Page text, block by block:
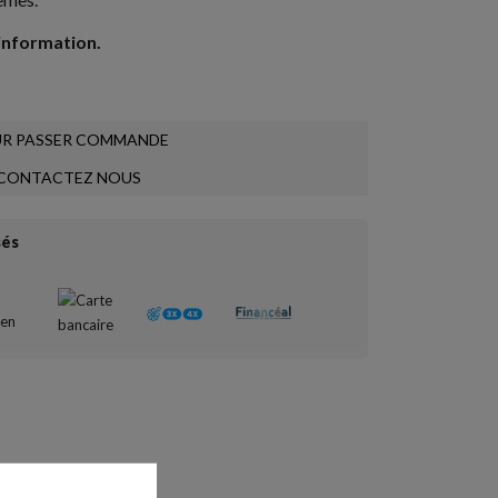
PASSER COMMANDE
NOUS